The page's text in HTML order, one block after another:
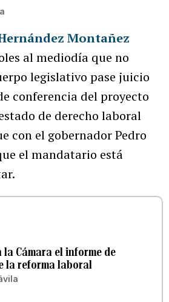
Montañez
al mediodía que no
legislativo pase juicio
conferencia del proyecto
de derecho laboral
con el gobernador Pedro
el mandatario está
la Cámara el informe de
la reforma laboral